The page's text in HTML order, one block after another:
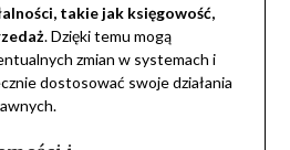
takie jak księgowość,
. Dzięki temu mogą
zmian w systemach i
dostosować swoje działania